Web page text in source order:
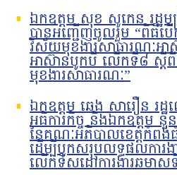
ឯកឧត្តម សុខ សូកេន រដ្ឋមន្
បានអញ្ជើញចូលរួម “ពិធីបើក
វិស័យមុខងារសាធារណៈអ
អាស៊ានបូកបី លើកទី៨ ស្តីពី
មុខងារសាធារណៈ”
ឯកឧត្តម ឆេង សារឿន រដ្
អធិការកិច្ច និងឯកឧត្តម នួ
នៃគណៈអភិបាលខេត្តកំពង់
ដើម្បីបូកសរុបលទ្ធផលការ
លើកទិសដៅការងារឆមាស